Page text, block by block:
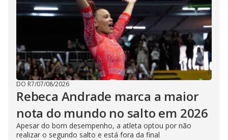
DO R7/07/08/2026
Rebeca Andrade marca a maior
nota do mundo no salto em 2026
Apesar do bom desempenho, a atleta optou por não
realizar o segundo salto e está fora da final